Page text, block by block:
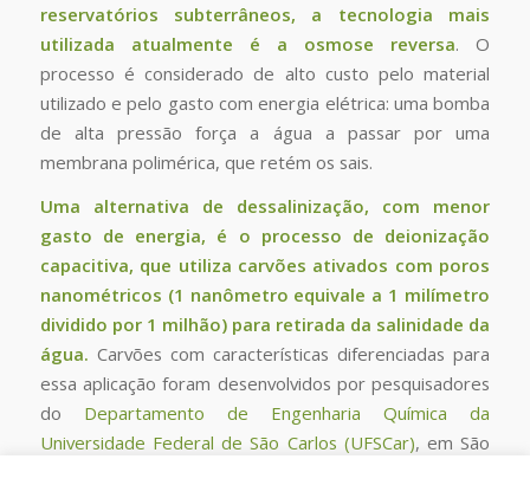
reservatórios subterrâneos, a tecnologia mais
utilizada atualmente é a osmose reversa. O
processo é considerado de alto custo pelo material
utilizado e pelo gasto com energia elétrica: uma bomba
de alta pressão força a água a passar por uma
membrana polimérica, que retém os sais.
Uma alternativa de dessalinização, com menor
gasto de energia, é o processo de deionização
capacitiva, que utiliza carvões ativados com poros
nanométricos (1 nanômetro equivale a 1 milímetro
dividido por 1 milhão) para retirada da salinidade da
água. Carvões com características diferenciadas para
essa aplicação foram desenvolvidos por pesquisadores
do Departamento de Engenharia Química da
Universidade Federal de São Carlos (UFSCar), em São